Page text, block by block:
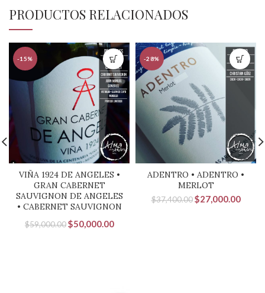
PRODUCTOS RELACIONADOS
-15%
VIÑA 1924 DE ANGELES •
GRAN CABERNET
SAUVIGNON DE ANGELES
• CABERNET SAUVIGNON
$59,000.00 El
$50,000.00El
-28%
ADENTRO • ADENTRO •
MERLOT
$37,400.00 El
$27,000.00El